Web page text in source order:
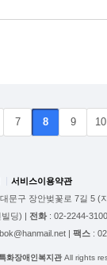
7 8 9 10
서비스이용약관
문구 장안벚꽃로 7길 5 (
딩) | 전화: 02-2244-3100
| 팩스 :
화장애인복지관 All rights